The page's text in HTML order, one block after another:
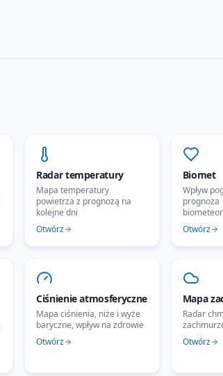
Radar temperatury
Mapa temperatury
powietrza z prognozą na
kolejne dni
Otwórz
Biomet
Wpływ
prognoza
Otwórz
Ciśnienie atmosferyczne
Mapa ciśnienia, niże i wyże
baryczne, wpływ na zdrowie
Otwórz
Mapa
Radar
Otwórz